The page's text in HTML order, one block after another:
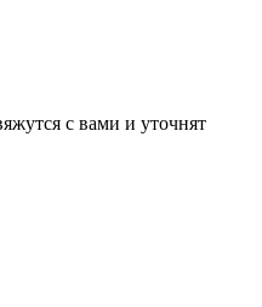
с вами и уточнят